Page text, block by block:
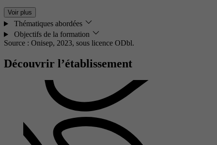
Voir plus
Thématiques abordées
Objectifs de la formation
Source : Onisep, 2023, sous licence ODbl.
Découvrir l’établissement